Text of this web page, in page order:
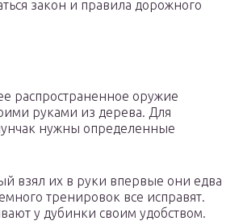
закон и правила дорожного
распространенное оружие
руками из дерева. Для
нужны определенные
взял их в руки впервые они едва
тренировок все исправят.
у дубинки своим удобством.